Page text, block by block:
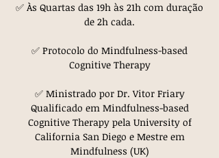
✅ Às Quartas das 19h às 21h com duração
de 2h cada.
✅ Protocolo do Mindfulness-based
Cognitive Therapy
✅ Ministrado por Dr. Vitor Friary
Qualificado em Mindfulness-based
Cognitive Therapy pela University of
California San Diego e Mestre em
Mindfulness (UK)